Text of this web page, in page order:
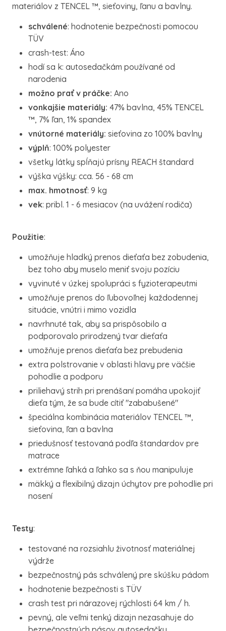
materiálov z TENCEL ™, sieťoviny, ľanu a bavlny.
schválené: hodnotenie bezpečnosti pomocou
TÜV
crash-test: Áno
hodí sa k: autosedačkám používané od
narodenia
možno prať v práčke: Ano
vonkajšie materiály: 47% bavlna, 45% TENCEL
™, 7% ľan, 1% spandex
vnútorné materiály: sieťovina zo 100% bavlny
výplň: 100% polyester
všetky látky spĺňajú prísny REACH štandard
výška výšky: cca. 56 - 68 cm
max. hmotnosť: 9 kg
vek: pribl. 1 - 6 mesiacov (na uvážení rodiča)
Použitie:
umožňuje hladký prenos dieťaťa bez zobudenia,
bez toho aby muselo meniť svoju pozíciu
vyvinuté v úzkej spolupráci s fyzioterapeutmi
umožňuje prenos do ľubovoľnej každodennej
situácie, vnútri i mimo vozidla
navrhnuté tak, aby sa prispôsobilo a
podporovalo prirodzený tvar dieťaťa
umožňuje prenos dieťaťa bez prebudenia
extra polstrovanie v oblasti hlavy pre väčšie
pohodlie a podporu
priliehavý strih pri prenášaní pomáha upokojiť
dieťa tým, že sa bude cítiť "zababušené"
špeciálna kombinácia materiálov TENCEL ™,
sieťovina, ľan a bavlna
priedušnosť testovaná podľa štandardov pre
matrace
extrémne ľahká a ľahko sa s ňou manipuluje
mäkký a flexibilný dizajn úchytov pre pohodlie pri
nosení
Testy:
testované na rozsiahlu životnosť materiálnej
výdrže
bezpečnostný pás schválený pre skúšku pádom
hodnotenie bezpečnosti s TÜV
crash test pri nárazovej rýchlosti 64 km / h.
pevný, ale veľmi tenký dizajn nezasahuje do